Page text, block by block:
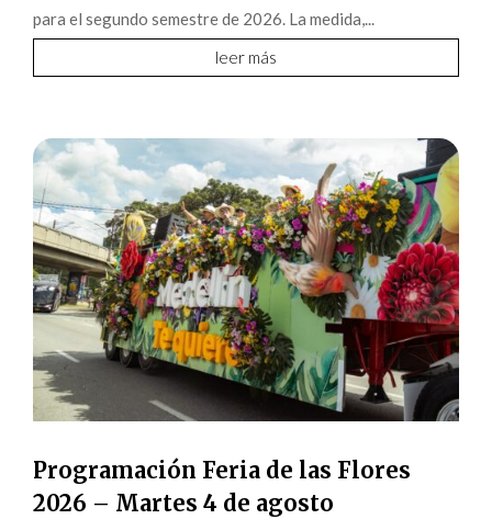
para el segundo semestre de 2026. La medida,...
leer más
Programación Feria de las Flores
2026 – Martes 4 de agosto